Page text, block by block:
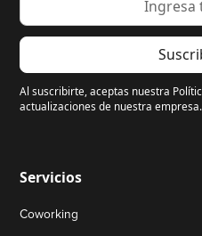
Al suscribirte, aceptas nuestra
actualizaciones de nuestra empresa.
Servicios
Coworking